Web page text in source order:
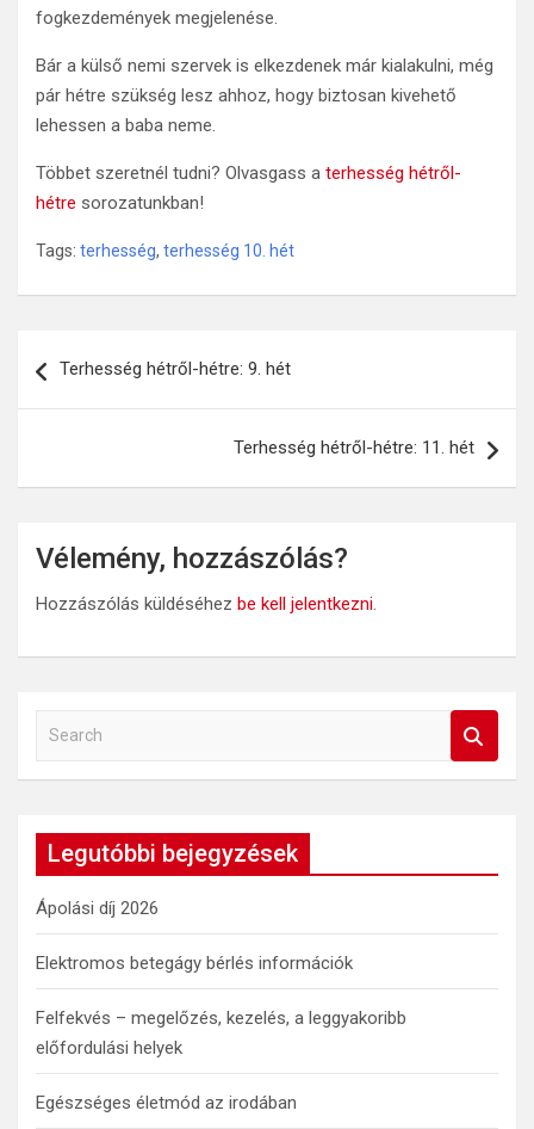
fogkezdemények megjelenése.
Bár a külső nemi szervek is elkezdenek már kialakulni, még
pár hétre szükség lesz ahhoz, hogy biztosan kivehető
lehessen a baba neme.
Többet szeretnél tudni? Olvasgass a terhesség hétről-
hétre sorozatunkban!
Tags: terhesség, terhesség 10. hét
navigáció
Terhesség hétről-hétre: 9. hét
Terhesség hétről-hétre: 11. hét
Vélemény, hozzászólás?
Hozzászólás küldéséhez be kell jelentkezni.
a
h
Legutóbbi bejegyzések
Ápolási díj 2026
Elektromos betegágy bérlés információk
Felfekvés – megelőzés, kezelés, a leggyakoribb
előfordulási helyek
Egészséges életmód az irodában